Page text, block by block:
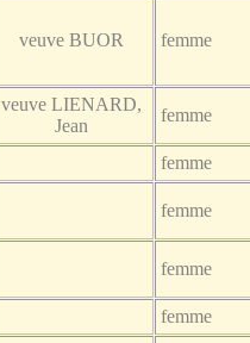
veuve BUOR femme
veuve LIENARD,
Jean
femme
femme
femme
femme
femme